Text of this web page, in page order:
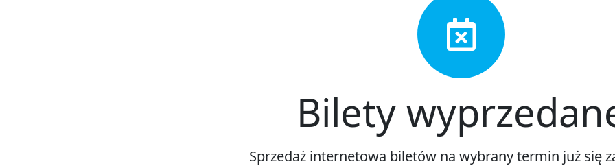
Bilety
Sprzedaż internetowa biletów na wybrany termin już się